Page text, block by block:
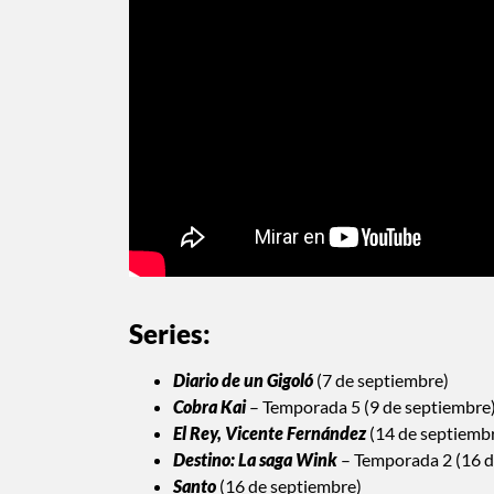
Series:
Diario de un Gigoló (7 de septiembre)
Cobra Kai– Temporada 5 (9 de septiembre)
El Rey, Vicente Fernández(14 de
Destino: La saga Wink – Temporada 2 (16
Santo (16 de septiembre)